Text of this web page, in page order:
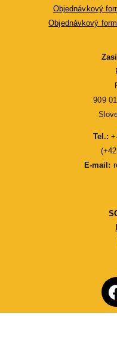
Objednávkový
Objednávkový
909
Tel.:
E-mail: